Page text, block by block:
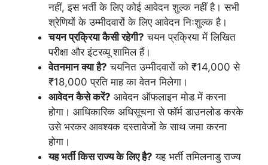
नहीं, इस भर्ती के लिए कोई आवेदन शुल्क नहीं है। सभी
श्रेणियों के उम्मीदवारों के लिए आवेदन निःशुल्क है।
चयन प्रक्रिया कैसी रहेगी? चयन प्रक्रिया में लिखित
परीक्षा और इंटरव्यू शामिल हैं।
वेतनमान क्या है? चयनित उम्मीदवारों को ₹14,000 से
₹18,000 प्रति माह का वेतन मिलेगा।
आवेदन कैसे करें? आवेदन ऑफलाइन मोड में करना
होगा। आधिकारिक अधिसूचना से फॉर्म डाउनलोड करके
उसे भरकर आवश्यक दस्तावेजों के साथ जमा करना
होगा।
यह भर्ती किस राज्य के लिए है? यह भर्ती तमिलनाडु राज्य